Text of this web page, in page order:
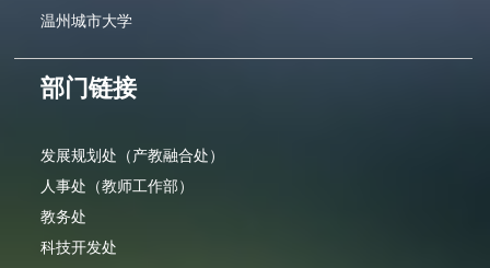
温州城市大学
部门链接
发展规划处（产教融合处）
人事处（教师工作部）
教务处
科技开发处